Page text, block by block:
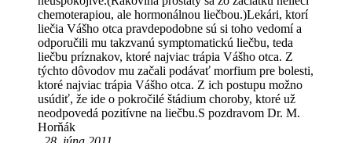
chemoterapiou, ale hormonálnou liečbou.)Lekári, ktorí
liečia Vášho otca pravdepodobne sú si toho vedomí a
odporučili mu takzvanú symptomatickú liečbu, teda
liečbu príznakov, ktoré najviac trápia Vášho otca. Z
týchto dôvodov mu začali podávať morfium pre bolesti,
ktoré najviac trápia Vášho otca. Z ich postupu možno
usúdiť, že ide o pokročilé štádium choroby, ktoré už
neodpovedá pozitívne na liečbu.S pozdravom Dr. M.
Horňák